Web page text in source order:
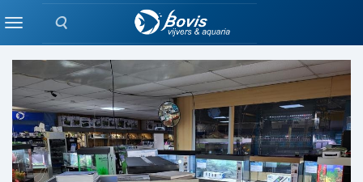
Zoeken
MenuAQUARIUM AFDELING